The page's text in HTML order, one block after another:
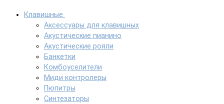
Клавишные
Аксессуары для клавишных
Акустические пианино
Акустические рояли
Банкетки
Комбоуселители
Миди контролеры
Пюпитры
Синтезаторы